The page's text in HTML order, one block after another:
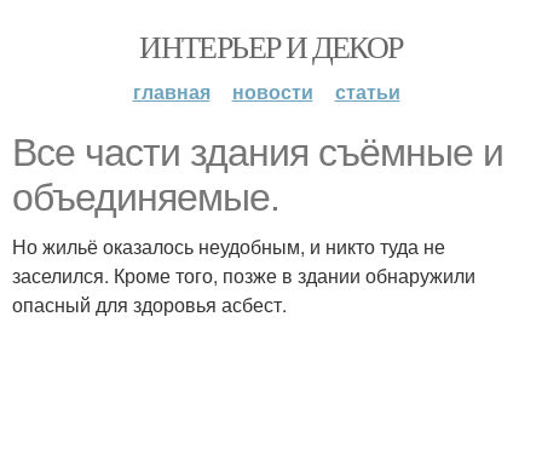
ИНТЕРЬЕР И ДЕКОР
главная новости статьи
Все части здания съёмные и
объединяемые.
Но жильё оказалось неудобным, и никто туда не
заселился. Кроме того, позже в здании обнаружили
опасный для здоровья асбест.